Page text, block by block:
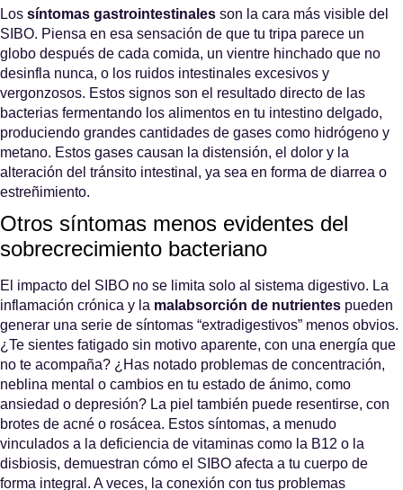
Los síntomas gastrointestinales son la cara más visible del
SIBO. Piensa en esa sensación de que tu tripa parece un
globo después de cada comida, un vientre hinchado que no
desinfla nunca, o los ruidos intestinales excesivos y
vergonzosos. Estos signos son el resultado directo de las
bacterias fermentando los alimentos en tu intestino delgado,
produciendo grandes cantidades de gases como hidrógeno y
metano. Estos gases causan la distensión, el dolor y la
alteración del tránsito intestinal, ya sea en forma de diarrea o
estreñimiento.
Otros síntomas menos evidentes del
sobrecrecimiento bacteriano
El impacto del SIBO no se limita solo al sistema digestivo. La
inflamación crónica y la malabsorción de nutrientes pueden
generar una serie de síntomas “extradigestivos” menos obvios.
¿Te sientes fatigado sin motivo aparente, con una energía que
no te acompaña? ¿Has notado problemas de concentración,
neblina mental o cambios en tu estado de ánimo, como
ansiedad o depresión? La piel también puede resentirse, con
brotes de acné o rosácea. Estos síntomas, a menudo
vinculados a la deficiencia de vitaminas como la B12 o la
disbiosis, demuestran cómo el SIBO afecta a tu cuerpo de
forma integral. A veces, la conexión con tus problemas